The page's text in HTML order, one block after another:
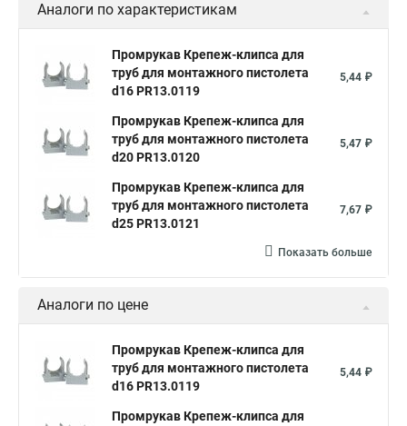
Аналоги по характеристикам
Промрукав Крепеж-клипса для
труб для монтажного пистолета
d16 PR13.0119
5,44 ₽
Промрукав Крепеж-клипса для
труб для монтажного пистолета
d20 PR13.0120
5,47 ₽
Промрукав Крепеж-клипса для
труб для монтажного пистолета
d25 PR13.0121
7,67 ₽
Показать больше
Аналоги по цене
Промрукав Крепеж-клипса для
труб для монтажного пистолета
d16 PR13.0119
5,44 ₽
Промрукав Крепеж-клипса для